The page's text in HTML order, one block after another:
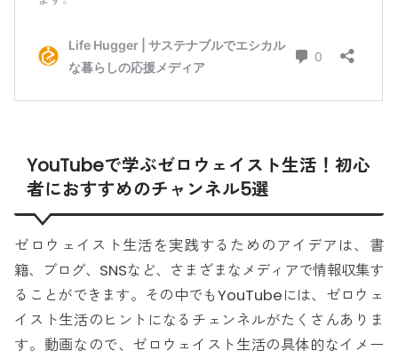
YouTubeで学ぶゼロウェイスト生活！初心
者におすすめのチャンネル5選
ゼロウェイスト生活を実践するためのアイデアは、書
籍、ブログ、SNSなど、さまざまなメディアで情報収集す
ることができます。その中でもYouTubeには、ゼロウェ
イスト生活のヒントになるチェンネルがたくさんありま
す。動画なので、ゼロウェイスト生活の具体的なイメー